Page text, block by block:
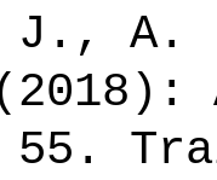
A.
55.